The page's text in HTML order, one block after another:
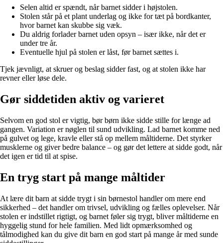
Selen altid er spændt, når barnet sidder i højstolen.
Stolen står på et plant underlag og ikke for tæt på bordkanter,
hvor barnet kan skubbe sig væk.
Du aldrig forlader barnet uden opsyn – især ikke, når det er
under tre år.
Eventuelle hjul på stolen er låst, før barnet sættes i.
Tjek jævnligt, at skruer og beslag sidder fast, og at stolen ikke har
revner eller løse dele.
Gør siddetiden aktiv og varieret
Selvom en god stol er vigtig, bør børn ikke sidde stille for længe ad
gangen. Variation er nøglen til sund udvikling. Lad barnet komme ned
på gulvet og lege, kravle eller stå op mellem måltiderne. Det styrker
musklerne og giver bedre balance – og gør det lettere at sidde godt, når
det igen er tid til at spise.
En tryg start på mange måltider
At lære dit barn at sidde trygt i sin børnestol handler om mere end
sikkerhed – det handler om trivsel, udvikling og fælles oplevelser. Når
stolen er indstillet rigtigt, og barnet føler sig trygt, bliver måltiderne en
hyggelig stund for hele familien. Med lidt opmærksomhed og
tålmodighed kan du give dit barn en god start på mange år med sunde